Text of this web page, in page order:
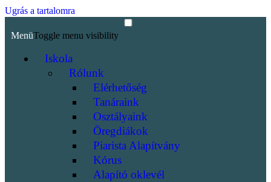
Ugrás a tartalomra
MenüToggle menu visibility
Iskola
Rólunk
Elérhetőség
Tanáraink
Osztályaink
Öregdiákok
Piarista Alapítvány
Kórus
Alapító oklevél